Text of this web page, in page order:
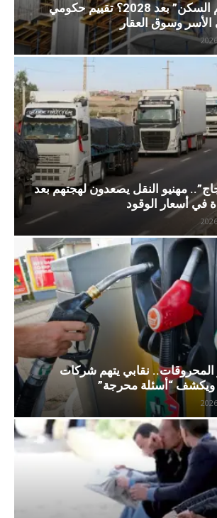
هل يستمر “دعم السكن” بعد 2028؟ تقييم حكومي
الأسر وسوق العقار
مهنيو النقل يصعدون لهجتهم بعد
في أسعار الوقود
المحروقات.. نقابي يتهم شركات
ويكشف “أسئلة محرجة”